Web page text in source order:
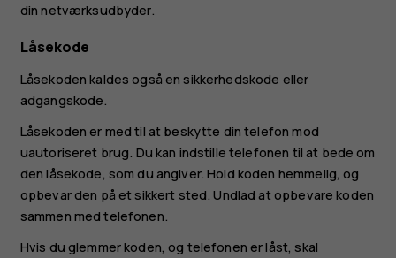
din netværksudbyder.
Låsekode
Låsekoden kaldes også en sikkerhedskode eller
adgangskode.
Låsekoden er med til at beskytte din telefon mod
uautoriseret brug. Du kan indstille telefonen til at bede om
den låsekode, som du angiver. Hold koden hemmelig, og
opbevar den på et sikkert sted. Undlad at opbevare koden
sammen med telefonen.
Hvis du glemmer koden, og telefonen er låst, skal